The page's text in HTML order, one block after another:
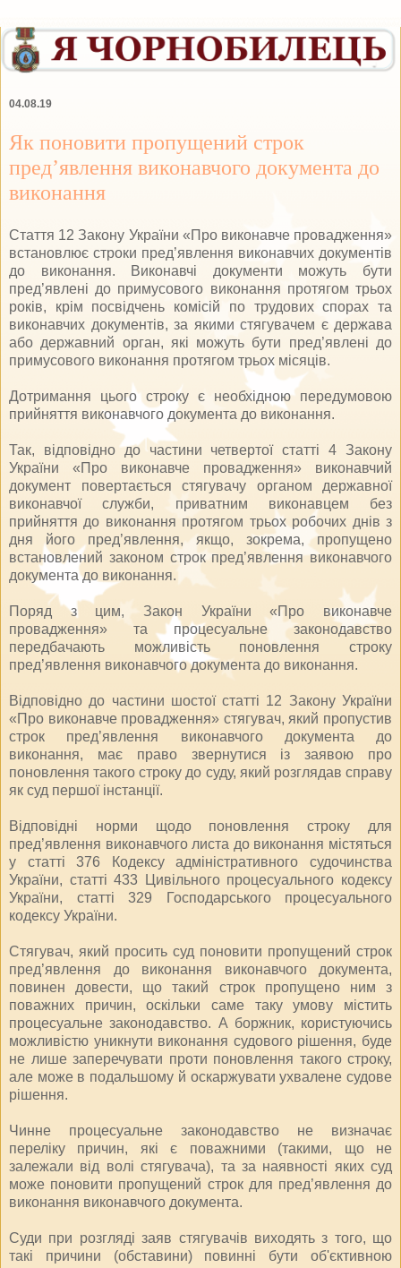
04.08.19
Як поновити пропущений строк
пред’явлення виконавчого документа до
виконання
Стаття 12 Закону України «Про виконавче провадження»
встановлює строки пред’явлення виконавчих документів
до виконання. Виконавчі документи можуть бути
пред’явлені до примусового виконання протягом трьох
років, крім посвідчень комісій по трудових спорах та
виконавчих документів, за якими стягувачем є держава
або державний орган, які можуть бути пред’явлені до
примусового виконання протягом трьох місяців.
Дотримання цього строку є необхідною передумовою
прийняття виконавчого документа до виконання.
Так, відповідно до частини четвертої статті 4 Закону
України «Про виконавче провадження» виконавчий
документ повертається стягувачу органом державної
виконавчої служби, приватним виконавцем без
прийняття до виконання протягом трьох робочих днів з
дня його пред’явлення, якщо, зокрема, пропущено
встановлений законом строк пред’явлення виконавчого
документа до виконання.
Поряд з цим, Закон України «Про виконавче
провадження» та процесуальне законодавство
передбачають можливість поновлення строку
пред’явлення виконавчого документа до виконання.
Відповідно до частини шостої статті 12 Закону України
«Про виконавче провадження» стягувач, який пропустив
строк пред’явлення виконавчого документа до
виконання, має право звернутися із заявою про
поновлення такого строку до суду, який розглядав справу
як суд першої інстанції.
Відповідні норми щодо поновлення строку для
пред’явлення виконавчого листа до виконання містяться
у статті 376 Кодексу адміністративного судочинства
України, статті 433 Цивільного процесуального кодексу
України, статті 329 Господарського процесуального
кодексу України.
Стягувач, який просить суд поновити пропущений строк
пред’явлення до виконання виконавчого документа,
повинен довести, що такий строк пропущено ним з
поважних причин, оскільки саме таку умову містить
процесуальне законодавство. А боржник, користуючись
можливістю уникнути виконання судового рішення, буде
не лише заперечувати проти поновлення такого строку,
але може в подальшому й оскаржувати ухвалене судове
рішення.
Чинне процесуальне законодавство не визначає
переліку причин, які є поважними (такими, що не
залежали від волі стягувача), та за наявності яких суд
може поновити пропущений строк для пред’явлення до
виконання виконавчого документа.
Суди при розгляді заяв стягувачів виходять з того, що
такі причини (обставини) повинні бути об'єктивною